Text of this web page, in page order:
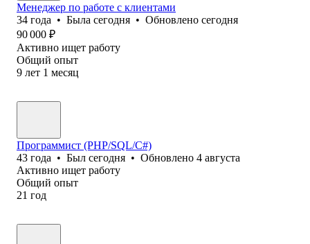
Менеджер по работе с клиентами
34 года • Была сегодня • Обновлено сегодня
90 000 ₽
Активно ищет работу
Общий опыт
9 лет 1 месяц
Программист (PHP/SQL/C#)
43 года • Был сегодня • Обновлено 4 августа
Активно ищет работу
Общий опыт
21 год